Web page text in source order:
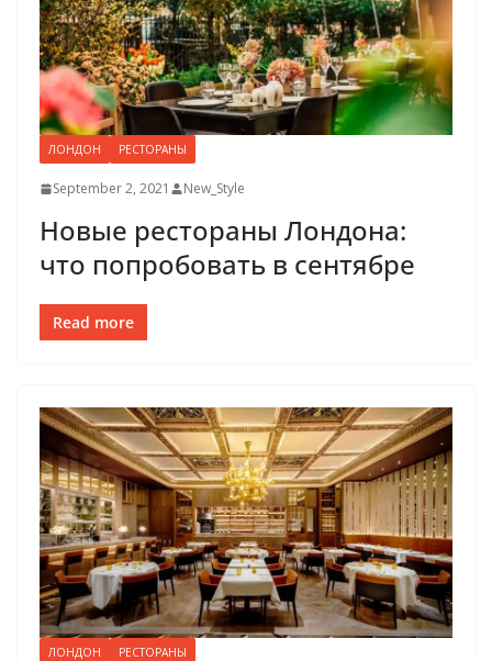
ЛОНДОН РЕСТОРАНЫ
September 2, 2021 New_Style
Новые рестораны Лондона:
что попробовать в сентябре
Read more
ЛОНДОН РЕСТОРАНЫ